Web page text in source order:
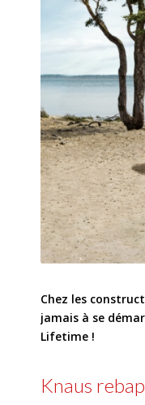
Chez les
jamais à se
Lifetime !
Knaus